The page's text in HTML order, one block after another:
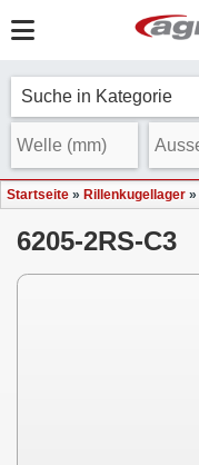
Suche in Kategorie
Startseite » Rillenkugellager »
6205-2RS-C3